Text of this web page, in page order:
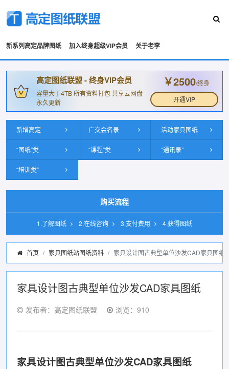
新系列高定品牌图纸 加入终身超级VIP会员 关于老李
高定图纸联盟 - 终身VIP会员
容量大于4TB 所有资料打包 共享云网盘
永久更新
￥2500/终身
开通VIP
新增高定 广交会名录 活动家具图纸
“图纸”类 “课程”类 “通讯录”
“培训类”
购买流程
1.了解图纸 2.在线咨询 3.支付费用 4.获得图纸
首页 家具图纸站图纸资料 家具设计图古典型单位沙发CAD家具图纸
家具设计图古典型单位沙发CAD家具图纸
发布者：高定图纸联盟 浏览：910
家具设计图古典型单位沙发CAD家具图纸